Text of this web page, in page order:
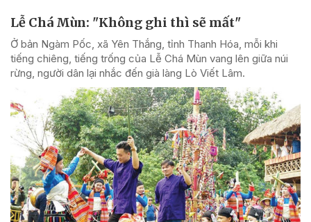
Lễ Chá Mùn: "Không ghi thì sẽ mất"
Ở bản Ngàm Pốc, xã Yên Thắng, tỉnh Thanh Hóa, mỗi khi
tiếng chiêng, tiếng trống của Lễ Chá Mùn vang lên giữa núi
rừng, người dân lại nhắc đến già làng Lò Viết Lâm.